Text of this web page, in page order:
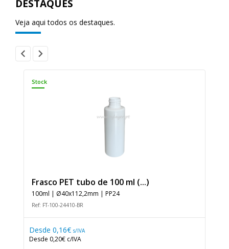
DESTAQUES
Veja aqui todos os destaques.
Stock
Frasco PET tubo de 100 ml (...)
100ml | Ø40x112,2mm | PP24
Ref: FT-100-24410-BR
Desde 0,16€ s/IVA
Desde 0,20€ c/IVA